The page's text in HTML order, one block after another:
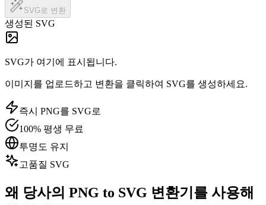
SVG로 변환
생성된 SVG
SVG가 여기에 표시됩니다.
이미지를 업로드하고 변환을 클릭하여 SVG를 생성하세요.
즉시 PNG를 SVG로
100% 평생 무료
투명도 유지
고품질 SVG
왜 당사의 PNG to SVG 변환기를 사용해